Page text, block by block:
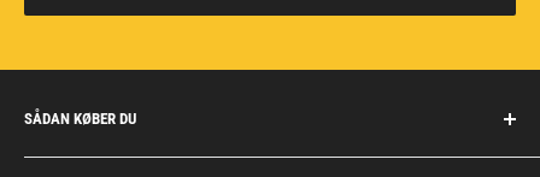
SÅDAN KØBER DU
Handelsbetingelser